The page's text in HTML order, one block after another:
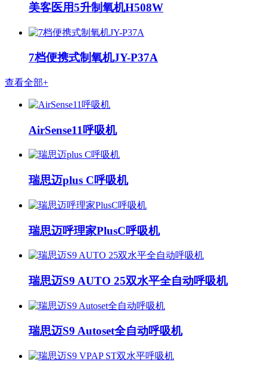
美客医用5升制氧机H508W
7档便携式制氧机JY-P37A
查看全部+
AirSense11呼吸机
瑞思迈plus C呼吸机
瑞思迈呼理家PlusC呼吸机
瑞思迈S9 AUTO 25双水平全自动呼吸机
瑞思迈S9 Autoset全自动呼吸机